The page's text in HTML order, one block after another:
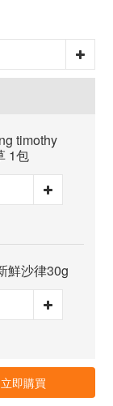
timothy
1包
鮮沙律30g
立即購買